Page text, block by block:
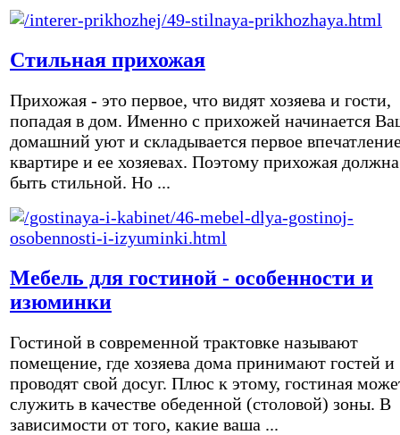
Стильная прихожая
Прихожая - это первое, что видят хозяева и гости,
попадая в дом. Именно с прихожей начинается
домашний уют и складывается первое
квартире и ее хозяевах. Поэтому прихожая должна
быть стильной. Но ...
Мебель для гостиной - особенности и
изюминки
Гостиной в современной трактовке называют
помещение, где хозяева дома принимают гостей и
проводят свой досуг. Плюс к этому, гостиная
служить в качестве обеденной (столовой) зоны. В
зависимости от того, какие ваша ...